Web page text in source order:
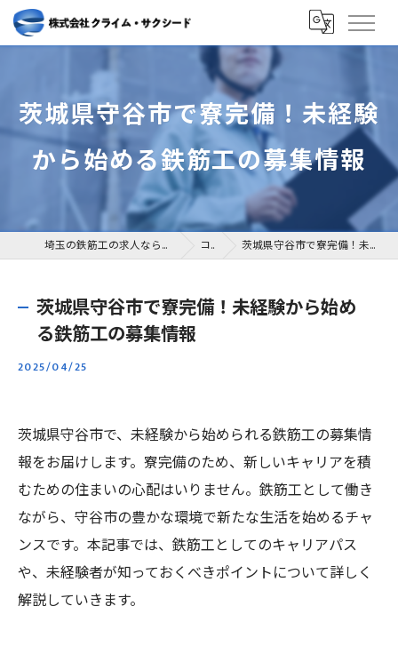
茨城県守谷市で寮完備！未経験
から始める鉄筋工の募集情報
埼玉の鉄筋工の求人なら株式会社クライム・サクシード コラム 茨城県守谷市で寮完備！未経験から始める鉄筋工の募集情報
茨城県守谷市で寮完備！未経験から始め
る鉄筋工の募集情報
2025/04/25
茨城県守谷市で、未経験から始められる鉄筋工の募集情
報をお届けします。寮完備のため、新しいキャリアを積
むための住まいの心配はいりません。鉄筋工として働き
ながら、守谷市の豊かな環境で新たな生活を始めるチャ
ンスです。本記事では、鉄筋工としてのキャリアパス
や、未経験者が知っておくべきポイントについて詳しく
解説していきます。